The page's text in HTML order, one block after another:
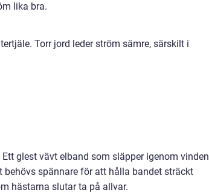
lika bra.
Torr jord leder ström sämre, särskilt i
glest vävt elband som släpper igenom vinden
spännare för att hålla bandet sträckt
hästarna slutar ta på allvar.